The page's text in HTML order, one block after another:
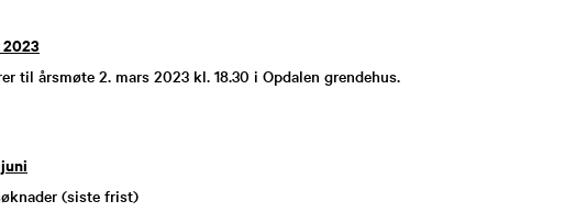
til årsmøte 2. mars 2023 kl. 18.30 i Opdalen grendehus.
(siste frist)